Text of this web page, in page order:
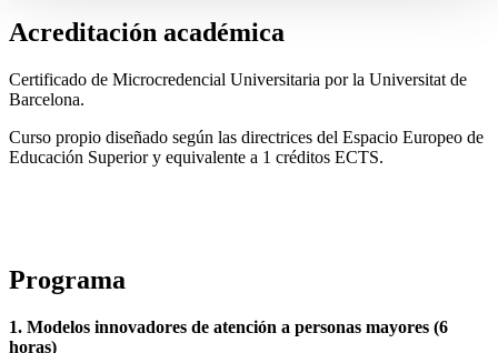
Acreditación académica
Certificado de Microcredencial Universitaria por la Universitat de
Barcelona.
Curso propio diseñado según las directrices del Espacio Europeo de
Educación Superior y equivalente a 1 créditos ECTS.
Programa
1. Modelos innovadores de atención a personas mayores (6
horas)